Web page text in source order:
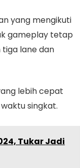
yang mengikuti
gameplay tetap
lane dan
lebih cepat
singkat.
Tukar Jadi